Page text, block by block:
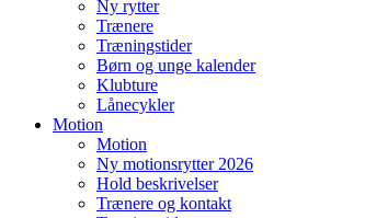
Ny rytter
Trænere
Træningstider
Børn og unge kalender
Klubture
Lånecykler
Motion
Motion
Ny motionsrytter 2026
Hold beskrivelser
Trænere og kontakt